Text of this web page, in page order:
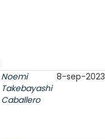
Noemi
Takebayashi
Caballero
8-sep-2023